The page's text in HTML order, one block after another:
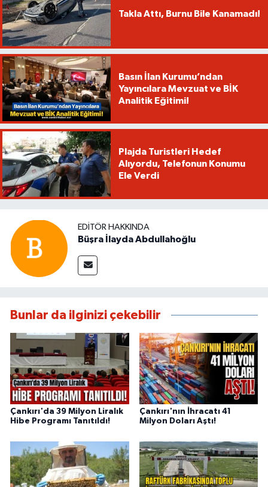
Takla Attı, Burnu Bile Kanamadı!
Basın İlan Kurumu’ndan
Yayıncılara Mevzuat ve BİK
Analitik Eğitimi!
Plajda Turistleri Hedef
Alıyordu, Telefonun Konumu
Ele Verdi
EDITÖR HAKKINDA
Büşra İlayda Abdullahoğlu
Bunlar da ilginizi çekebilir
Çankırı'da 39 Milyon Liralık
Hibe Programı Tanıtıldı!
Çankırı'nın İhracatı 41
Milyon Doları Aştı!